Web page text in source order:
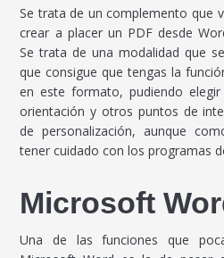
Se trata de un complemento que
crear a placer un PDF desde
Se trata de una modalidad que
que consigue que tengas la
en este formato, pudiendo
orientación y otros puntos de
de personalización, aunque
tener cuidado con los programas
Microsoft
Una de las funciones que